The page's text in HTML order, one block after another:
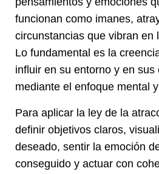
funcionan como imanes,
circunstancias que vibran en
Lo fundamental es la
influir en su entorno y en sus
mediante el enfoque mental
Para aplicar la ley de la
definir objetivos claros,
deseado, sentir la emoción
conseguido y actuar con